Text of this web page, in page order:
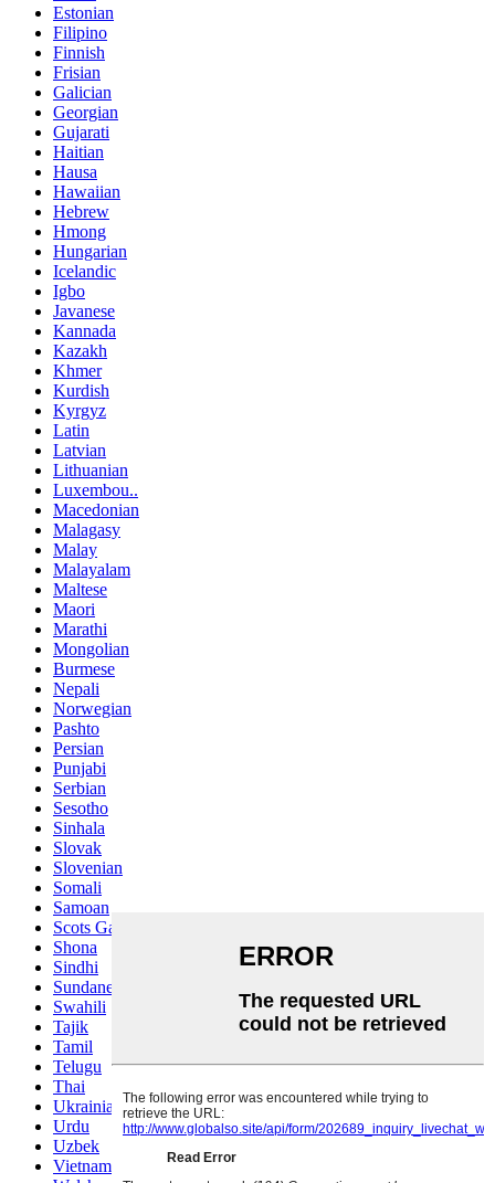
Estonian
Filipino
Finnish
Frisian
Galician
Georgian
Gujarati
Haitian
Hausa
Hawaiian
Hebrew
Hmong
Hungarian
Icelandic
Igbo
Javanese
Kannada
Kazakh
Khmer
Kurdish
Kyrgyz
Latin
Latvian
Lithuanian
Luxembou..
Macedonian
Malagasy
Malay
Malayalam
Maltese
Maori
Marathi
Mongolian
Burmese
Nepali
Norwegian
Pashto
Persian
Punjabi
Serbian
Sesotho
Sinhala
Slovak
Slovenian
Somali
Samoan
Scots Gaelic
Shona
Sindhi
Sundanese
Swahili
Tajik
Tamil
Telugu
Thai
Ukrainian
Urdu
Uzbek
Vietnamese